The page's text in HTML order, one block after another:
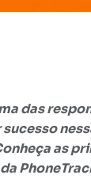
das
sucesso
as
da